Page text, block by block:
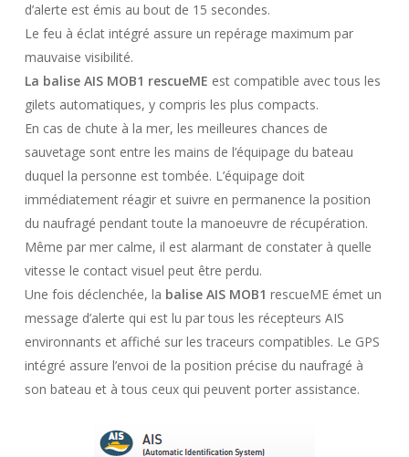
d’alerte est émis au bout de 15 secondes.
Le feu à éclat intégré assure un repérage maximum par
mauvaise visibilité.
La balise AIS MOB1 rescueME est compatible avec tous les
gilets automatiques, y compris les plus compacts.
En cas de chute à la mer, les meilleures chances de
sauvetage sont entre les mains de l’équipage du bateau
duquel la personne est tombée. L’équipage doit
immédiatement réagir et suivre en permanence la position
du naufragé pendant toute la manoeuvre de récupération.
Même par mer calme, il est alarmant de constater à quelle
vitesse le contact visuel peut être perdu.
Une fois déclenchée, la balise AIS MOB1 rescueME émet un
message d’alerte qui est lu par tous les récepteurs AIS
environnants et affiché sur les traceurs compatibles. Le GPS
intégré assure l’envoi de la position précise du naufragé à
son bateau et à tous ceux qui peuvent porter assistance.